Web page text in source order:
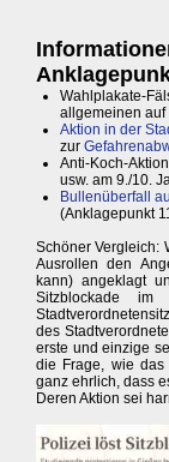
Wahlplakate-
allgemeinen auf
Aktion in der
zur
Anti-Koch-
usw. am 9./10.
Bullenüberfall
(Anklagepunkt
Schöner Vergleich:
Ausrollen den
kann) angeklagt
Sitzblockade
des
erste und einzige
die Frage, wie das
ganz ehrlich, dass
Deren Aktion sei